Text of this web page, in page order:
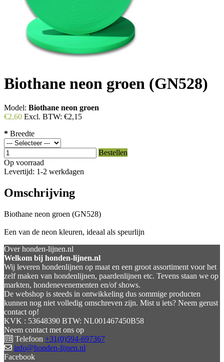
Biothane neon groen (GN528)
Model: Biothane neon groen
€2,60 Excl. BTW: €2,15
* Breedte
Bestellen
Op voorraad
Levertijd: 1-2 werkdagen
Omschrijving
Biothane neon groen (GN528)
Een van de neon kleuren, ideaal als speurlijn
Over honden-lijnen.nl
Welkom bij honden-lijnen.nl
Wij leveren hondenlijnen op maat en een groot assortiment voor het
zelf maken van hondenlijnen, paardenlijnen etc. Tevens staan we op
markten, hondenevenementen en/of shows.
De webshop is steeds in ontwikkeling dus sommige producten
kunnen nog niet volledig omschreven zijn. Mist u iets? Neem gerust
contact op!
KVK : 53648390 BTW: NL001467450B58
Neem contact met ons op
Telefoon +31(0)594-697367
info@honden-lijnen.nl
Facebook